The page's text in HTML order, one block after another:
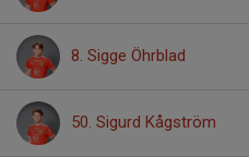
8. Sigge Öhrblad
50. Sigurd Kågström